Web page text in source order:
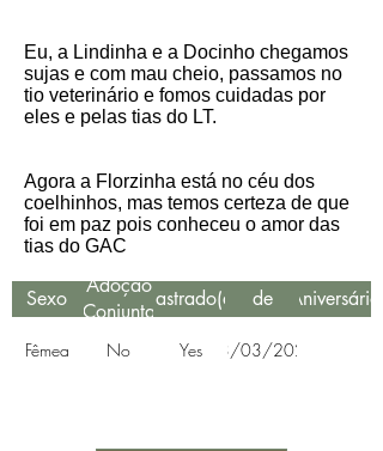
Eu, a Lindinha e a Docinho chegamos
sujas e com mau cheio, passamos no
tio veterinário e fomos cuidadas por
eles e pelas tias do LT.
Agora a Florzinha está no céu dos
coelhinhos, mas temos certeza de que
foi em paz pois conheceu o amor das
tias do GAC
Sexo
Adoção
Conjunta
Castrado(a)
de
Resgate
Aniversário
Fêmea No Yes 03/03/2020